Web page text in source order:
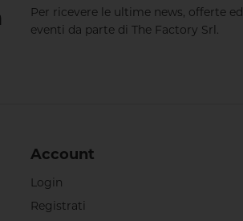
Per ricevere le ultime news, offerte ed
eventi da parte di The Factory Srl.
Account
Login
Registrati